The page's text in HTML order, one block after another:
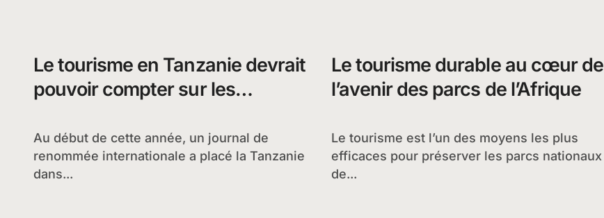
Le tourisme en Tanzanie devrait
pouvoir compter sur les
Au début de cette année, un journal de
renommée internationale a placé la Tanzanie
dans...
Le tourisme durable au cœur de
l’avenir des parcs de l’Afrique
Le tourisme est l’un des moyens les plus
efficaces pour préserver les parcs nationaux
de...